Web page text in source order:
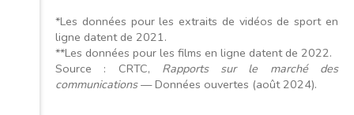
*Les données pour les extraits de vidéos de sport en
ligne datent de 2021.
**Les données pour les films en ligne datent de 2022.
Source : CRTC, Rapports sur le marché des
communications— Données ouvertes (août 2024).